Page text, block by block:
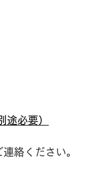
必要）
絡ください。